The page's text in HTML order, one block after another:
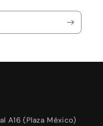
A16 (Plaza México)